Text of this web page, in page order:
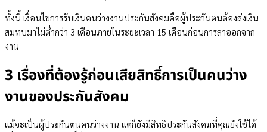
ทั้งนี้ เงื่อนไขการรับเงินคนว่างงานประกันสังคมคือผู้ประกันตนต้องส่งเงิน
สมทบมาไม่ต่ำกว่า 3 เดือนภายในระยะเวลา 15 เดือนก่อนการลาออกจาก
งาน
3 เรื่องที่ต้องรู้ก่อนเสียสิทธิ์การเป็นคนว่าง
งานของประกันสังคม
แม้จะเป็นผู้ประกันตนคนว่างงาน แต่ก็ยังมีสิทธิประกันสังคมที่คุณยังใช้ได้